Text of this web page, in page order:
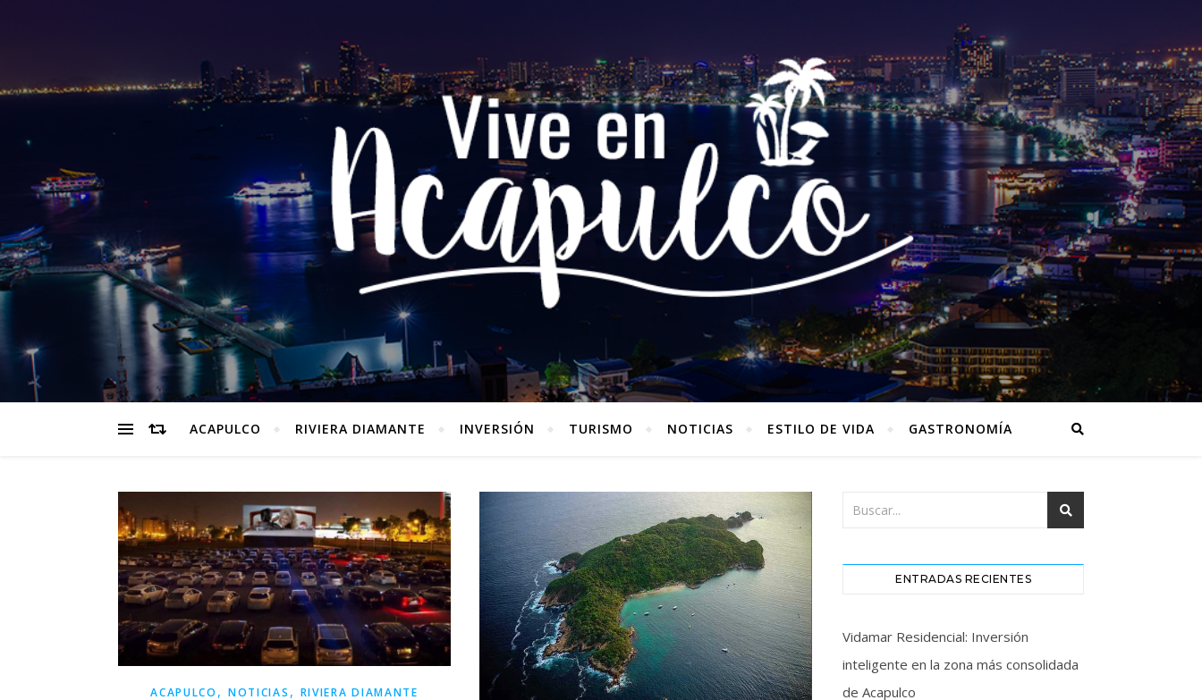
ACAPULCO RIVIERA DIAMANTE INVERSIÓN TURISMO NOTICIAS ESTILO DE VIDA GASTRONOMÍA
ACAPULCO , NOTICIAS , RIVIERA DIAMANTE
ENTRADAS RECIENTES
Vidamar Residencial: Inversión
inteligente en la zona más consolidada
de Acapulco